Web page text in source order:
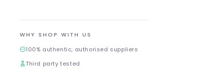
WHY SHOP WITH US
100% authentic, authorised suppliers
Third party tested